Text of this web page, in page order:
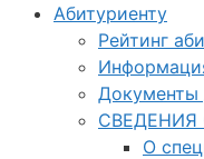
Абитуриенту
Рейтинг
Документы
СВЕДЕНИЯ
О